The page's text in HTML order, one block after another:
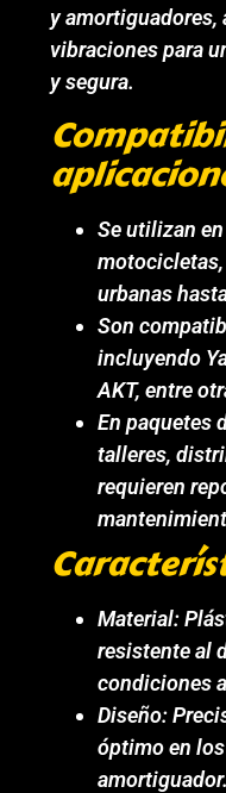
y
vibraciones para
y segura.
Se utilizan
urbanas
Son
incluyendo
AKT, entre
En paquetes
talleres,
requieren
Material:
resistente al
condiciones
Diseño:
óptimo en
amortiguador.